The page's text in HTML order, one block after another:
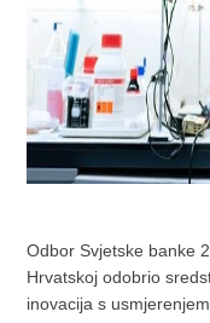
Odbor Svjetske banke
Hrvatskoj odobrio
inovacija s